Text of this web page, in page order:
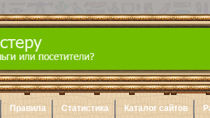
Правила Статистика Каталог сайтов